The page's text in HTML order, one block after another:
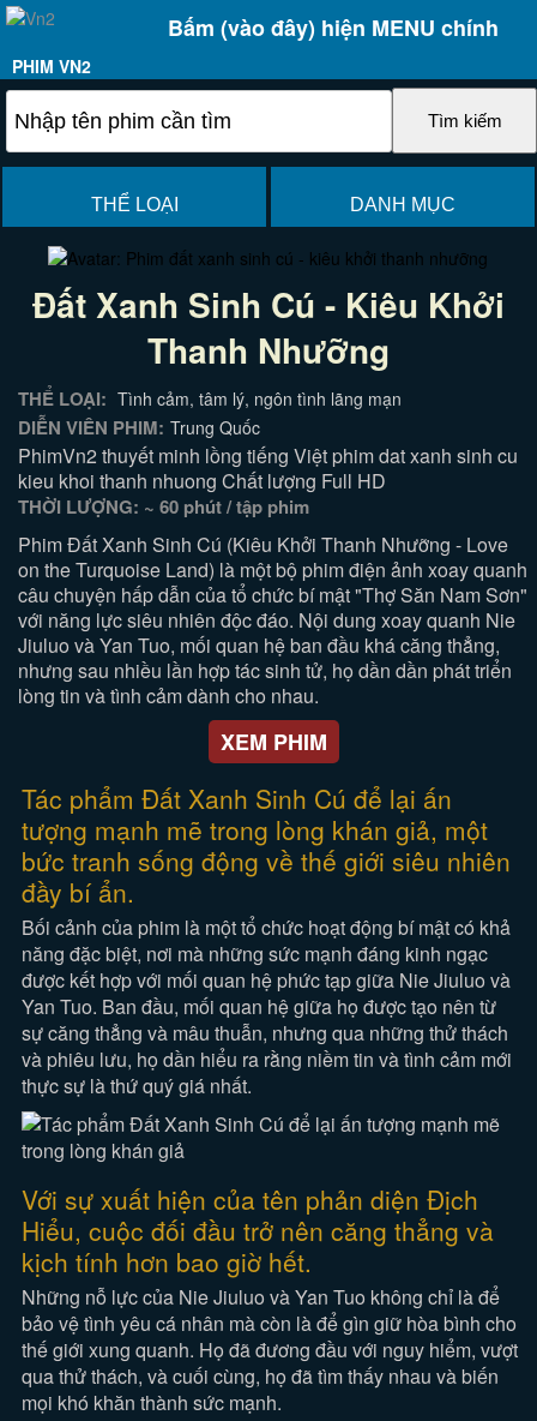
Bấm (vào đây) hiện MENU chính
PHIM VN2
THỂ LOẠI DANH MỤC
Đất Xanh Sinh Cú - Kiêu Khởi
Thanh Nhưỡng
THỂ LOẠI: Tình cảm, tâm lý, ngôn tình lãng mạn
DIỄN VIÊN PHIM: Trung Quốc
PhimVn2 thuyết minh lồng tiếng Việt phim dat xanh sinh cu
kieu khoi thanh nhuong Chất lượng Full HD
THỜI LƯỢNG: ~ 60 phút / tập phim
Phim Đất Xanh Sinh Cú (Kiêu Khởi Thanh Nhưỡng - Love
on the Turquoise Land) là một bộ phim điện ảnh xoay quanh
câu chuyện hấp dẫn của tổ chức bí mật "Thợ Săn Nam Sơn"
với năng lực siêu nhiên độc đáo. Nội dung xoay quanh Nie
Jiuluo và Yan Tuo, mối quan hệ ban đầu khá căng thẳng,
nhưng sau nhiều lần hợp tác sinh tử, họ dần dần phát triển
lòng tin và tình cảm dành cho nhau.
XEM PHIM
Tác phẩm Đất Xanh Sinh Cú để lại ấn
tượng mạnh mẽ trong lòng khán giả, một
bức tranh sống động về thế giới siêu nhiên
đầy bí ẩn.
Bối cảnh của phim là một tổ chức hoạt động bí mật có khả
năng đặc biệt, nơi mà những sức mạnh đáng kinh ngạc
được kết hợp với mối quan hệ phức tạp giữa Nie Jiuluo và
Yan Tuo. Ban đầu, mối quan hệ giữa họ được tạo nên từ
sự căng thẳng và mâu thuẫn, nhưng qua những thử thách
và phiêu lưu, họ dần hiểu ra rằng niềm tin và tình cảm mới
thực sự là thứ quý giá nhất.
Với sự xuất hiện của tên phản diện Địch
Hiểu, cuộc đối đầu trở nên căng thẳng và
kịch tính hơn bao giờ hết.
Những nỗ lực của Nie Jiuluo và Yan Tuo không chỉ là để
bảo vệ tình yêu cá nhân mà còn là để gìn giữ hòa bình cho
thế giới xung quanh. Họ đã đương đầu với nguy hiểm, vượt
qua thử thách, và cuối cùng, họ đã tìm thấy nhau và biến
mọi khó khăn thành sức mạnh.